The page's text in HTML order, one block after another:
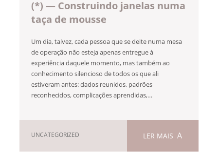
(*) — Construindo janelas numa
taça de mousse
Um dia, talvez, cada pessoa que se deite numa mesa
de operação não esteja apenas entregue à
experiência daquele momento, mas também ao
conhecimento silencioso de todos os que ali
estiveram antes: dados reunidos, padrões
reconhecidos, complicações aprendidas,…
UNCATEGORIZED LER MAIS